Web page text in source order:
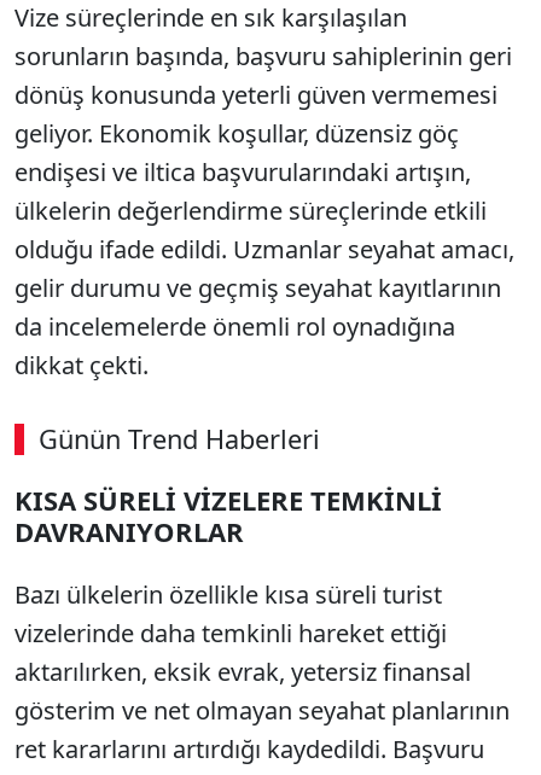
Vize süreçlerinde en sık karşılaşılan
sorunların başında, başvuru sahiplerinin geri
dönüş konusunda yeterli güven vermemesi
geliyor. Ekonomik koşullar, düzensiz göç
endişesi ve iltica başvurularındaki artışın,
ülkelerin değerlendirme süreçlerinde etkili
olduğu ifade edildi. Uzmanlar seyahat amacı,
gelir durumu ve geçmiş seyahat kayıtlarının
da incelemelerde önemli rol oynadığına
dikkat çekti.
Günün Trend Haberleri
KISA SÜRELİ VİZELERE TEMKİNLİ
DAVRANIYORLAR
Bazı ülkelerin özellikle kısa süreli turist
vizelerinde daha temkinli hareket ettiği
aktarılırken, eksik evrak, yetersiz finansal
gösterim ve net olmayan seyahat planlarının
ret kararlarını artırdığı kaydedildi. Başvuru